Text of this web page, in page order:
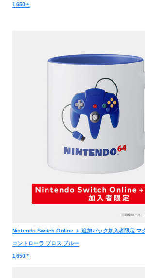
1,650円
Nintendo Switch Online ＋ 追加パック加入者限定 マ
コントローラ ブロス ブルー
1,650円